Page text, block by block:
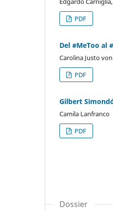
PDF
Del #MeToo al
Carolina Justo
PDF
Gilbert
Camila Lanfranco
PDF
Dossier